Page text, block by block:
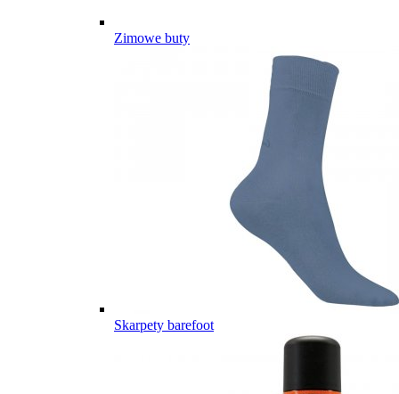
Zimowe buty
Skarpety barefoot